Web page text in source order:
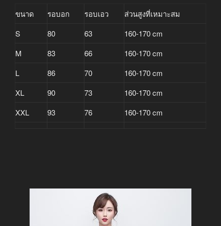
ขนาด รอบอก รอบเอว
ส่วนสูงที่เหมาะสม
S
80 63
160-170 cm
M
83 66
160-170 cm
L
86 70
160-170 cm
XL
90 73
160-170 cm
XXL
93 76 160-170 cm